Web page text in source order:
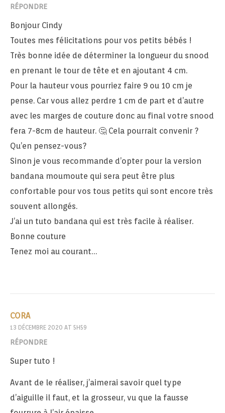
RÉPONDRE
Bonjour Cindy
Toutes mes félicitations pour vos petits bébés !
Très bonne idée de déterminer la longueur du snood
en prenant le tour de tête et en ajoutant 4 cm.
Pour la hauteur vous pourriez faire 9 ou 10 cm je
pense. Car vous allez perdre 1 cm de part et d’autre
avec les marges de couture donc au final votre snood
fera 7-8cm de hauteur. 🤔 Cela pourrait convenir ?
Qu’en pensez-vous?
Sinon je vous recommande d’opter pour la version
bandana moumoute qui sera peut être plus
confortable pour vos tous petits qui sont encore très
souvent allongés.
J’ai un tuto bandana qui est très facile à réaliser.
Bonne couture
Tenez moi au courant…
CORA
13 DÉCEMBRE 2020 AT 5H59
RÉPONDRE
Super tuto !
Avant de le réaliser, j’aimerai savoir quel type
d’aiguille il faut, et la grosseur, vu que la fausse